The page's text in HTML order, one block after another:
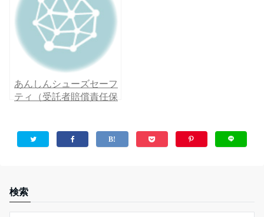
あんしんシューズセーフ
ティ（受託者賠償責任保
検索